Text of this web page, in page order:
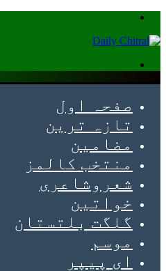
صفحہ اول
تازہ ترین
مضامین
منتخب کالمز
شعروشاعری
خواتین
گلگت بلتستان
موسم
ای پیپر